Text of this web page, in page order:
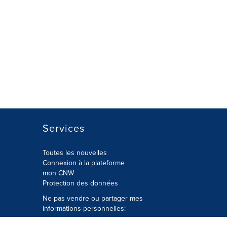
Services
Toutes les nouvelles
Connexion à la plateforme
mon CNW
Protection des données
Ne pas vendre ou partager mes
informations personnelles: